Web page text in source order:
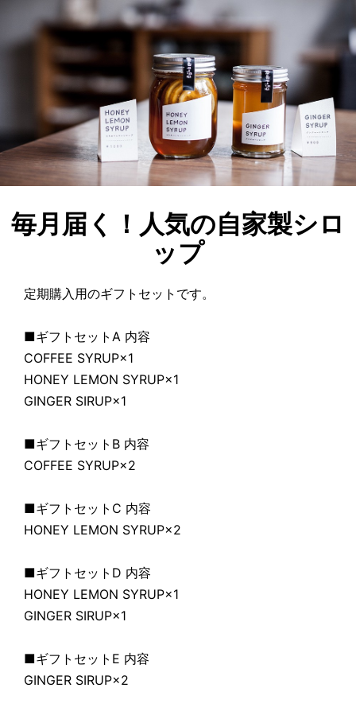
毎月届く！人気の自家製シロ
ップ
定期購入用のギフトセットです。
■ギフトセットA 内容
COFFEE SYRUP×1
HONEY LEMON SYRUP×1
GINGER SIRUP×1
■ギフトセットB 内容
COFFEE SYRUP×2
■ギフトセットC 内容
HONEY LEMON SYRUP×2
■ギフトセットD 内容
HONEY LEMON SYRUP×1
GINGER SIRUP×1
■ギフトセットE 内容
GINGER SIRUP×2